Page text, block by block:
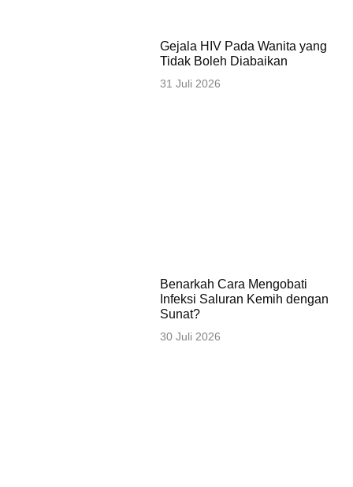
Gejala HIV Pada Wanita yang
Tidak Boleh Diabaikan
31 Juli 2026
Benarkah Cara Mengobati
Infeksi Saluran Kemih dengan
Sunat?
30 Juli 2026